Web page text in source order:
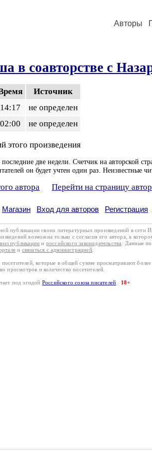
Авторы
в соавторстве с
Источник
14:17
не определен
02:00 не определен
этого произведения
две недели. Счетчик на авторской
он будет учтен один раз. Неизвестные
автора Перейти на страницу
Магазин Вход для авторов Регистрация
публикации своих литературных произведений в сети
возможна только с согласия его автора, к
публикации и российского законодательства . Данные
и связаться с администрацией.
которые в общей сумме просматривают
просмотров и количество посетителей.
под эгидой Российского союза писателей 18+